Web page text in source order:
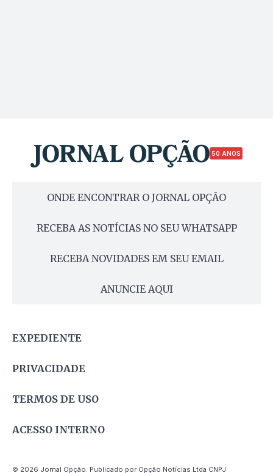
50 ANOS
ONDE ENCONTRAR O JORNAL OPÇÃO
RECEBA AS NOTÍCIAS NO SEU WHATSAPP
RECEBA NOVIDADES EM SEU EMAIL
ANUNCIE AQUI
EXPEDIENTE
PRIVACIDADE
TERMOS DE USO
ACESSO INTERNO
© 2026 Jornal Opção. Publicado por Opção Notícias Ltda CNPJ